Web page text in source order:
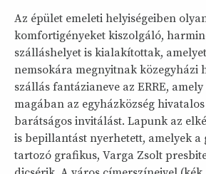
Az épület emeleti helyiségeiben
komfortigényeket kiszolgáló,
szálláshelyet is kialakítottak,
nemsokára megnyitnak közegyházi
szállás fantázianeve az ERRE,
magában az egyházközség hivatalos
barátságos invitálást. Lapunk az
is bepillantást nyerhetett, amelyek a
tartozó grafikus, Varga Zsolt